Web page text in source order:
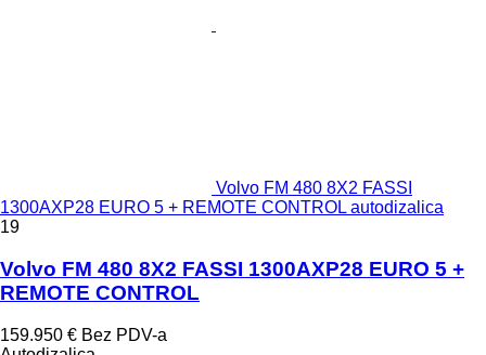
Volvo FM 480 8X2 FASSI
1300AXP28 EURO 5 + REMOTE CONTROL autodizalica
19
Volvo FM 480 8X2 FASSI 1300AXP28 EURO 5 +
REMOTE CONTROL
159.950 € Bez PDV-a